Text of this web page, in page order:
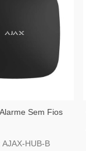
Sem Fios
Preto
HUB-B